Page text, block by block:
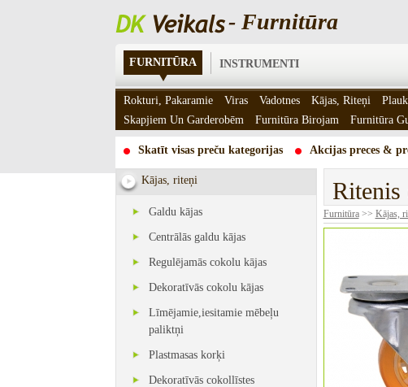
- Furnitūra
FURNITŪRA INSTRUMENTI
Skatīt visas preču kategorijas Akcijas preces &
Kājas, riteņi
Galdu kājas
Centrālās galdu kājas
Regulējamās cokolu kājas
Dekoratīvās cokolu kājas
Līmējamie,iesitamie mēbeļu
paliktņi
Plastmasas korķi
Dekoratīvās cokollīstes
Ritenis
Furnitūra>> Kājas,
Rokturi, Pakaramie Viras Vadotnes Kājas, Riteņi
Skapjiem Un Garderobēm
Furnitūra Birojam Furnitūra